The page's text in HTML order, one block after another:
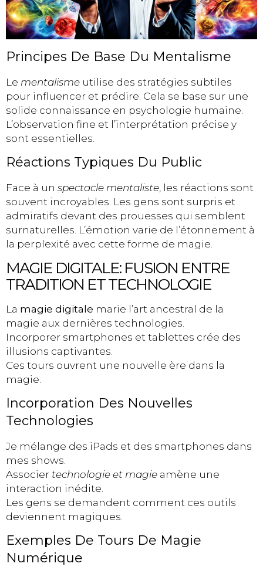
Principes De Base Du Mentalisme
Le mentalisme utilise des stratégies subtiles
pour influencer et prédire. Cela se base sur une
solide connaissance en psychologie humaine.
L’observation fine et l’interprétation précise y
sont essentielles.
Réactions Typiques Du Public
Face à un spectacle mentaliste, les réactions sont
souvent incroyables. Les gens sont surpris et
admiratifs devant des prouesses qui semblent
surnaturelles. L’émotion varie de l’étonnement à
la perplexité avec cette forme de magie.
MAGIE DIGITALE: FUSION ENTRE
TRADITION ET TECHNOLOGIE
La magie digitale marie l’art ancestral de la
magie aux dernières technologies.
Incorporer smartphones et tablettes crée des
illusions captivantes.
Ces tours ouvrent une nouvelle ère dans la
magie.
Incorporation Des Nouvelles
Technologies
Je mélange des iPads et des smartphones dans
mes shows.
Associer technologie et magie amène une
interaction inédite.
Les gens se demandent comment ces outils
deviennent magiques.
Exemples De Tours De Magie
Numérique